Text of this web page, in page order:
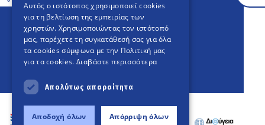
English Version
An project
Αυτός ο ιστότοπος χρησιμοποιεί cookies
για τη βελτίωση της εμπειρίας των
χρηστών. Χρησιμοποιώντας τον ιστότοπό
μας, παρέχετε τη συγκατάθεσή σας για όλα
τα cookies σύμφωνα με την Πολιτική μας
για τα cookies. Διαβάστε περισσότερα
Απολύτως απαραίτητα
Αποδοχή όλων Απόρριψη όλων